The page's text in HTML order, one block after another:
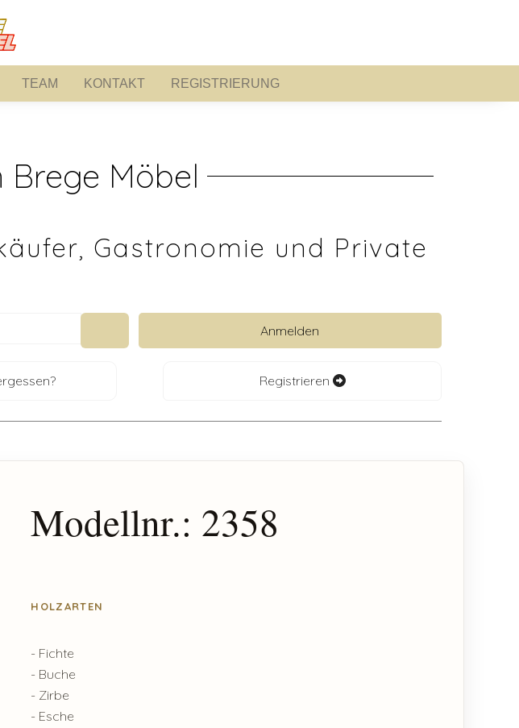
TEAM KONTAKT REGISTRIERUNG
Brege Möbel
Gastronomie und Private
Passwort anzeigen
Anmelden
Registrieren
Modellnr.: 2358
HOLZARTEN
- Fichte
- Buche
- Zirbe
- Esche